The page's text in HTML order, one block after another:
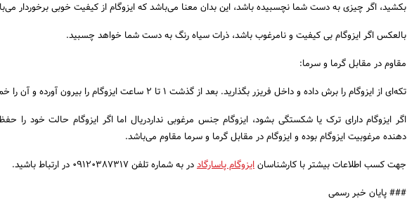
بکشید، اگر چیزی به دست شما نچسبیده باشد، این بدان معنا می‌باشد که ایزوگام از کیفیت خوبی برخوردار
بالعکس اگر ایزوگام بی کیفیت و نامرغوب باشد، ذرات سیاه رنگ به دست شما خواهد چسبید.
مقاوم در مقابل گرما و سرما:
تکه‌ای از ایزوگام را برش داده و داخل فریزر بگذارید. بعد از گذشت ۱ تا ۲ ساعت ایزوگام را بیرون آورده و آن را خم کنید.
اگر ایزوگام دارای ترک یا شکستگی بشود، ایزوگام جنس مرغوبی نداردریال اما اگر ایزوگام حالت خود را
دهنده مرغوبیت ایزوگام بوده و ایزوگام در مقابل گرما و سرما مقاوم می‌باشد.
جهت کسب اطلاعات بیشتر با کارشناسانایزوگام پاسارگاددر به شماره تلفن 09120387317 در ارتباط باشید.
### پایان خبر رسمی